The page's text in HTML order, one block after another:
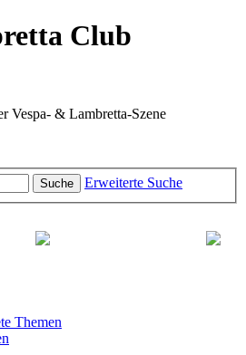
Club
Vespa- & Lambretta-Szene
Suche Erweiterte Suche
Themen